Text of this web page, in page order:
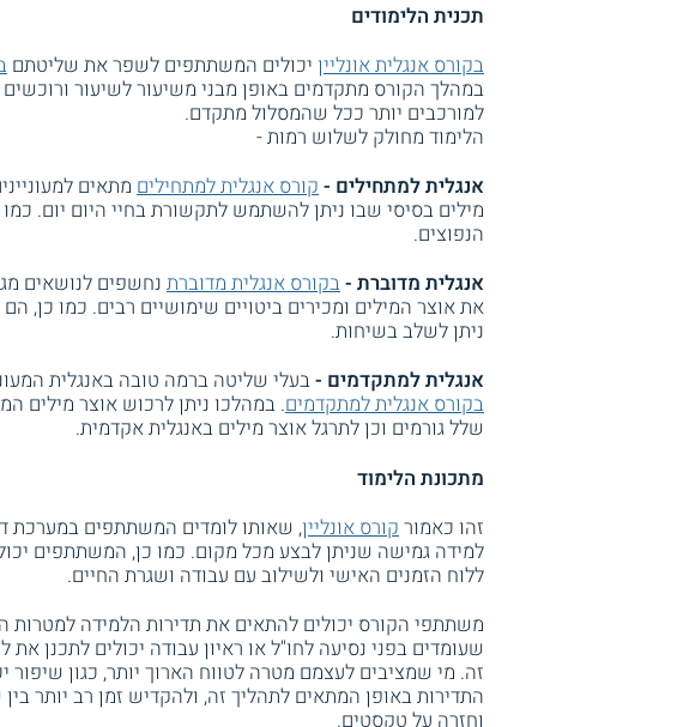
תכנית הלימודים
בקורס אנגלית אונליין יכולים המשתתפים לשפר את שליטתם
במהלך הקורס מתקדמים באופן מבני משיעור לשיעור
למורכבים יותר ככל שהמסלול מתקדם.
הלימוד מחולק לשלוש רמות -
אנגלית למתחילים -קורס אנגלית למתחילים מתאים
מילים בסיסי שבו ניתן להשתמש לתקשורת בחיי היום יום.
הנפוצים.
אנגלית מדוברת -בקורס אנגלית מדוברת נחשפים לנושאים
את אוצר המילים ומכירים ביטויים שימושיים רבים. כמו כן,
ניתן לשלב בשיחות.
אנגלית למתקדמים -בעלי שליטה ברמה טובה באנגלית
בקורס אנגלית למתקדמים. במהלכו ניתן לרכוש אוצר מילים
שלל גורמים וכן לתרגל אוצר מילים באנגלית אקדמית.
מתכונת הלימוד
זהו כאמורקורס אונליין, שאותו לומדים המשתתפים במערכת
למידה גמישה שניתן לבצע מכל מקום. כמו כן, המשתתפים
ללוח הזמנים האישי ולשילוב עם עבודה ושגרת החיים.
משתתפי הקורס יכולים להתאים את תדירות הלמידה
שעומדים בפני נסיעה לחו"ל או ראיון עבודה יכולים לתכנן
זה. מי שמציבים לעצמם מטרה לטווח הארוך יותר, כגון שיפור
התדירות באופן המתאים לתהליך זה, ולהקדיש זמן רב יותר
וחזרה על טקסטים.